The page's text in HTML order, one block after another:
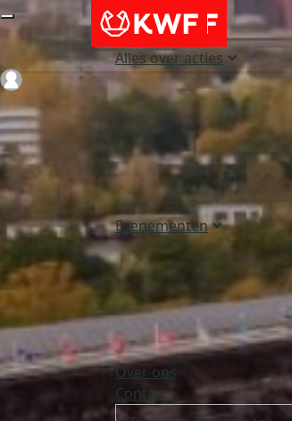
Alles over acties
Evenementen
Over ons
Contact
Login